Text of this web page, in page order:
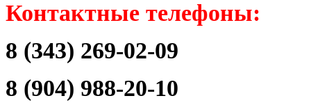
Контактные телефоны:
8 (343) 269-02-09
8 (904) 988-20-10